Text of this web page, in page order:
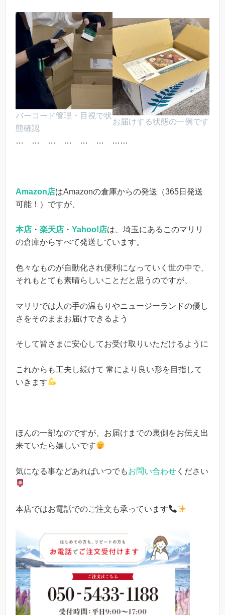
バーコード管理・目視で状
態確認
お届けする状態の一例です
… … … … … … ……
Amazon店はAmazonの倉庫からの発送（365日発送
可能！）ですが、
本店 ・ 楽天店 ・ Yahoo!店は、埼玉にあるこのマリリ
の倉庫からすべて発送しています。
色々なものが自動化され便利になっていく世の中で、
それもとても素晴らしいことだと思うのですが、
マリリでは人の手の温もりやニュージーランドの優し
さをそのままお届けできるよう
そして皆さまに安心してお受け取りいただけるように
これからも工夫し続けて 常により良い形を目指して
いきます
ほんの一部なのですが、お届けまでの裏側をお伝え出
来ていたら嬉しいです
気になる事などあればいつでもお問い合わせ ください
本店ではお電話でのご注文も承っています